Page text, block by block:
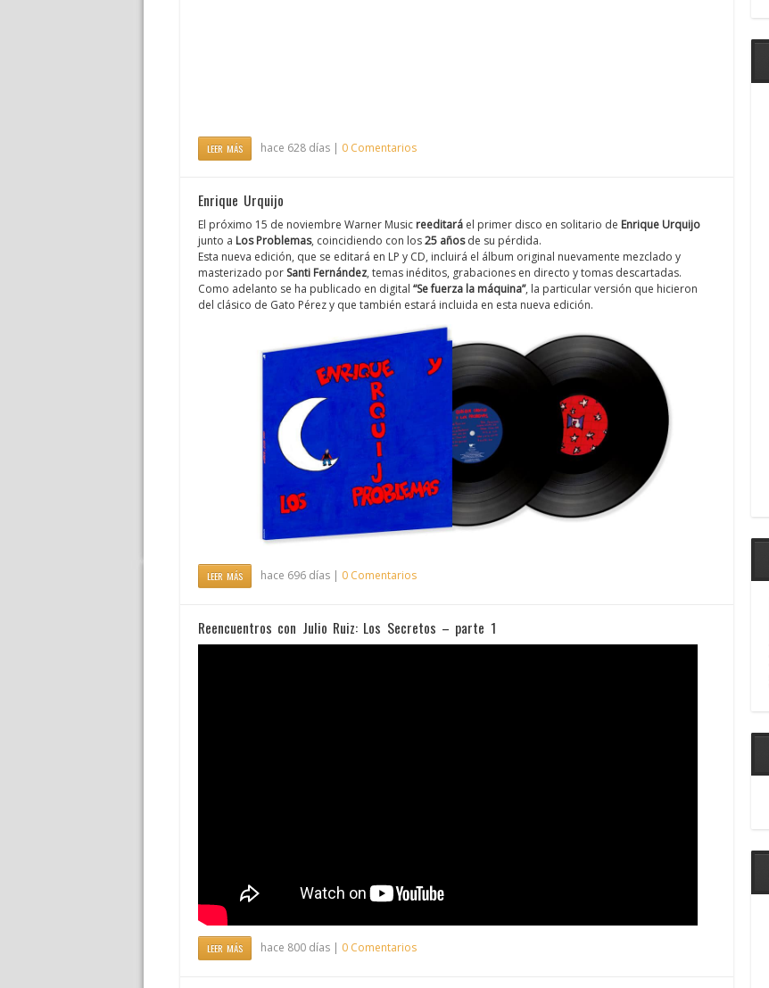
LEER MÁS hace 628 días | 0 Comentarios
Enrique Urquijo
El próximo 15 de noviembre Warner Music reeditará el primer disco en solitario de Enrique Urquijo
junto a Los Problemas, coincidiendo con los25 añosde su pérdida.
Esta nueva edición, que se editará en LP y CD, incluirá el álbum original nuevamente mezclado y
masterizado por Santi Fernández, temas inéditos, grabaciones en directo y tomas descartadas.
Como adelanto se ha publicado en digital “Se fuerza la máquina”, la particular versión que hicieron
del clásico de Gato Pérez y que también estará incluida en esta nueva edición.
LEER MÁS hace 696 días | 0 Comentarios
Reencuentros con Julio Ruiz: Los Secretos – parte 1
LEER MÁS hace 800 días | 0 Comentarios